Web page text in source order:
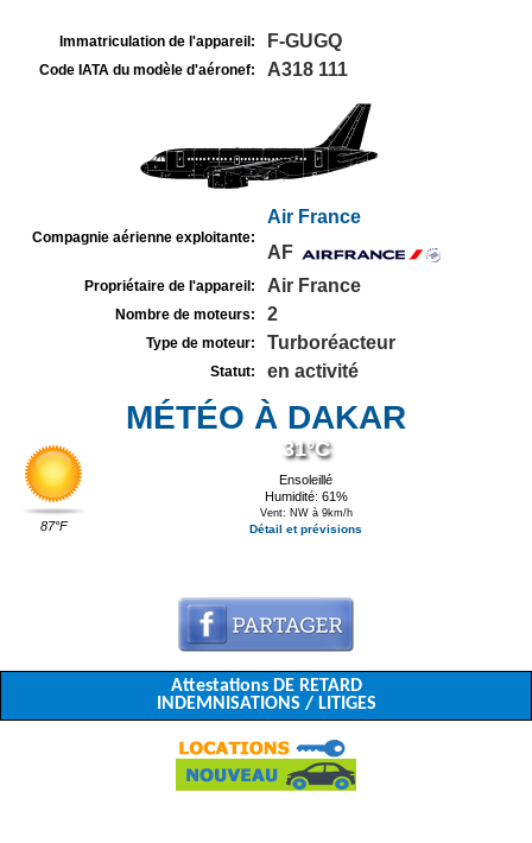
Immatriculation de l'appareil: F-GUGQ
Code IATA du modèle d'aéronef: A318 111
Compagnie aérienne exploitante:
Air France
AF
Propriétaire de l'appareil: Air France
Nombre de moteurs: 2
Type de moteur: Turboréacteur
Statut: en activité
MÉTÉO À DAKAR
87°F
31°C
Ensoleillé
Humidité: 61%
Vent: NW à 9km/h
Détail et prévisions
Attestations DE RETARD
INDEMNISATIONS / LITIGES